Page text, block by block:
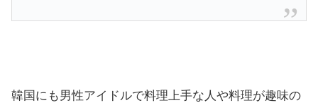
韓国にも男性アイドルで料理上手な人や料理が趣味の